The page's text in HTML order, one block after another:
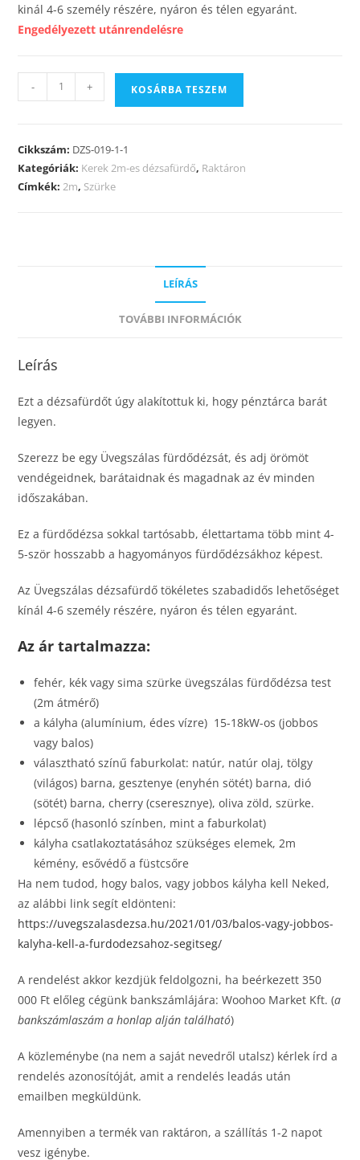
kinál 4-6 személy részére, nyáron és télen egyaránt.
Engedélyezett utánrendelésre
- + KOSÁRBA TESZEM
Cikkszám: DZS-019-1-1
Kategóriák: Kerek 2m-es dézsafürdő, Raktáron
Címkék:2m, Szürke
LEÍRÁS
TOVÁBBI INFORMÁCIÓK
Leírás
Ezt a dézsafürdőt úgy alakítottuk ki, hogy pénztárca barát
legyen.
Szerezz be egy Üvegszálas fürdődézsát, és adj örömöt
vendégeidnek, barátaidnak és magadnak az év minden
időszakában.
Ez a fürdődézsa sokkal tartósabb, élettartama több mint 4-
5-ször hosszabb a hagyományos fürdődézsákhoz képest.
Az Üvegszálas dézsafürdő tökéletes szabadidős lehetőséget
kínál 4-6 személy részére, nyáron és télen egyaránt.
Az ár tartalmazza:
fehér, kék vagy sima szürke üvegszálas fürdődézsa test
(2m átmérő)
a kályha (alumínium, édes vízre) 15-18kW-os (jobbos
vagy balos)
választható színű faburkolat: natúr, natúr olaj, tölgy
(világos) barna, gesztenye (enyhén sötét) barna, dió
(sötét) barna, cherry (cseresznye), oliva zöld, szürke.
lépcső (hasonló színben, mint a faburkolat)
kályha csatlakoztatásához szükséges elemek, 2m
kémény, esővédő a füstcsőre
Ha nem tudod, hogy balos, vagy jobbos kályha kell Neked,
az alábbi link segít eldönteni:
https://uvegszalasdezsa.hu/2021/01/03/balos-vagy-jobbos-
kalyha-kell-a-furdodezsahoz-segitseg/
A rendelést akkor kezdjük feldolgozni, ha beérkezett 350
000 Ft előleg cégünk bankszámlájára: Woohoo Market Kft. (a
bankszámlaszám a honlap alján található)
A közleménybe (na nem a saját nevedről utalsz) kérlek írd a
rendelés azonosítóját, amit a rendelés leadás után
emailben megküldünk.
Amennyiben a termék van raktáron, a szállítás 1-2 napot
vesz igénybe.